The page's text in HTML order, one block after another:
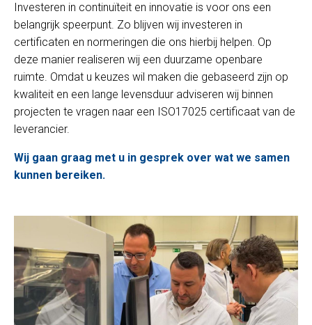
Investeren in continuïteit en innovatie is voor ons een
belangrijk speerpunt. Zo blijven wij investeren in
certificaten en normeringen die ons hierbij helpen. Op
deze manier realiseren wij een duurzame openbare
ruimte. Omdat u keuzes wil maken die gebaseerd zijn op
kwaliteit en een lange levensduur adviseren wij binnen
projecten te vragen naar een ISO17025 certificaat van de
leverancier.
Wij gaan graag met u in gesprek over wat we samen
kunnen bereiken.